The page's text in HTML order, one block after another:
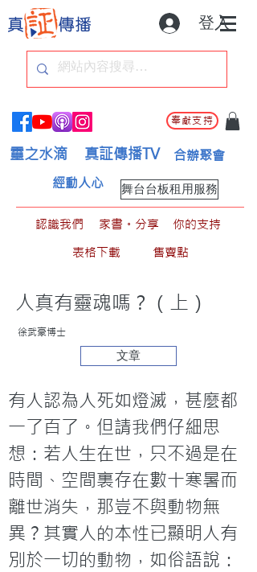
登入
奉獻支持
靈之水滴 真証傳播TV 合辦聚會
舞台台板租用服務
經動人心
認識我們 家書。分享
你的支持
表格下載
售賣點
人真有靈魂嗎？（上）
徐武豪博士
文章
有人認為人死如燈滅，甚麼都
一了百了。但請我們仔細思
想：若人生在世，只不過是在
時間、空間裏存在數十寒暑而
離世消失，那豈不與動物無
異？其實人的本性已顯明人有
別於一切的動物，如俗語說：